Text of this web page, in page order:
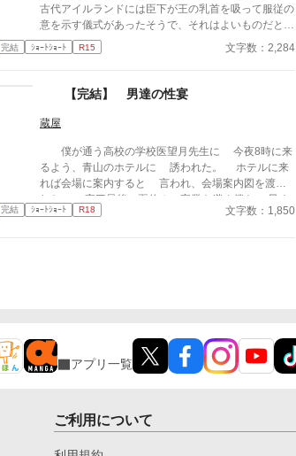
は、もう」 指先が榊のネクタイを掴む。 引き寄せら
れた瞬間、榊の理性は音を立てて崩れた。 拒むこと
も、許すこともできないまま、 彼は“部下”の手によっ
て、ひとつずつ乱されていく。 言葉で支配され、触
る。それは、上司としての誇りを壊すほどに甘く、逃
れられないほどに深い。 だが、篠原の視線の奥に宿
るのは、ただの欲望ではなかった。 そこには、ずっ
「俺、前から思ってたんです。 あなたが誰かに“支
配される”ところ、きっと綺麗だろうなって」 支配す
る側だったはずの男が、 支配されることで初めて“生
きている”と感じてしまう――。 上司と部下、立場も
理性も、すべてが絡み合うオフィスの夜。 秘密の扉
古代アイルランドには臣下が王の乳首を吸って服従の
意を示す儀式があったそうで、それはよいものだと思
いましたので古代アイルランドとは特に関係なく王の
乳首を吸ってもらいました。
完結 ｼｮｰﾄｼｮｰﾄ R15 文字数：2,284
【完結】 男達の性宴
蔵屋
僕が通う高校の学校医望月先生に 今夜8時に来
るよう、青山のホテルに 誘われた。 ホテルに来
れば会場に案内すると 言われ、会場案内図を渡さ
れた。 高三最後の夏休み。家業を継ぐ僕を 早く
も社会人扱いする両親。 僕は嬉しくて夕食後、バ
完結 ｼｮｰﾄｼｮｰﾄ R18 文字数：1,850
アプリ一覧
ご利用について